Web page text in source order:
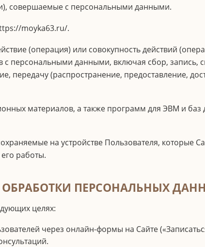
совершаемые с персональными данными.
moyka63.ru/.
(операция) или совокупность действий
с персональными данными, включая сбор, запись,
передачу (распространение, предоставление,
материалов, а также программ для ЭВМ и баз
на устройстве Пользователя, которые
работы.
ПЕРСОНАЛЬНЫХ
целях:
через онлайн-формы на Сайте